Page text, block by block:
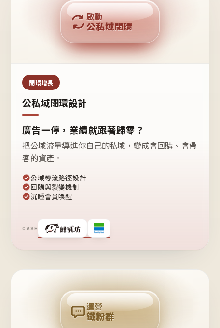
公域流量
私域鐵粉
回購複利
啟動
公私域閉環
閉環增長
公私域閉環設計
廣告一停，業績就跟著歸零？
把公域流量導進你自己的私域，變成會回購、會帶
客的資產。
公域導流路徑設計
回購與裂變機制
沉睡會員喚醒
CASE
❤
粉
回
購
運營
鐵粉群